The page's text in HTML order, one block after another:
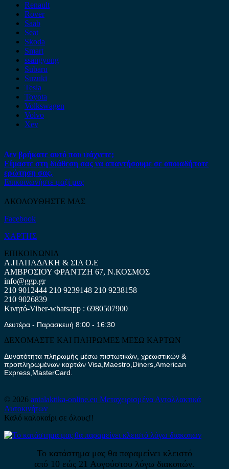
Renault
Rover
Saab
Seat
Skoda
Smart
ssangyong
Subaru
Suzuki
Tesla
Toyota
Volkswagen
Volvo
Xev
Δεν βρήκατε αυτό που ψάχνετε;
Είμαστε στη διάθεση σας να απαντήσουμε σε οποιαδήποτε
ερώτηση σας.
Επικοινωνήστε μαζί μας
ΑΚΟΛΟΥΘΗΣΤΕ ΜΑΣ
Facebook
ΧΑΡΤΗΣ
ΕΠΙΚΟΙΝΩΝΙΑ
Α.ΠΑΠΑΔΑΚΗ & ΣΙΑ Ο.Ε
ΑΜΒΡΟΣΙΟΥ ΦΡΑΝΤΖΗ 67, Ν.ΚΟΣΜΟΣ
info@ggp.gr
210 9012444 210 9239148 210 9238158
210 9026839
Κινητό-Viber-whatsapp : 6980507900
Δευτέρα - Παρασκευή 8:00 - 16:30
ΔΕΧΟΜΑΣΤΕ ΚΑΙ ΠΛΗΡΩΜΕΣ ΜΕΣΩ ΚΑΡΤΩΝ
Δυνατότητα πληρωμής μέσω πιστωτικών, χρεωστικών &
προπληρωμένων καρτών Visa,Maestro,Diners,American
Express,MasterCard.
© 2026 antalaktika-online.eu Μεταχειρισμένα Ανταλλακτικά
Αυτοκινήτων
Καλό καλοκαίρι σε όλους!!
Το κατάστημα μας θα παραμείνει κλειστό
από 10 εώς 21 Αυγούστου λόγω διακοπών.